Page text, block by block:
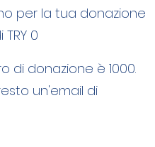
per la tua donazione
0
di donazione è 1000.
un'email di